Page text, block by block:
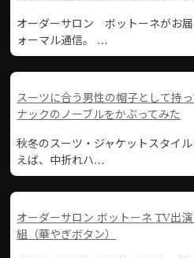
オーダーサロン ボットーネがお届
ォーマル通信。 …
スーツに合う男性の帽子として持
ナックのノーブルをかぶってみた
秋冬のスーツ・ジャケットスタイ
えば、中折れハ…
オーダーサロン ボットーネ TV出
組（華やぎボタン）